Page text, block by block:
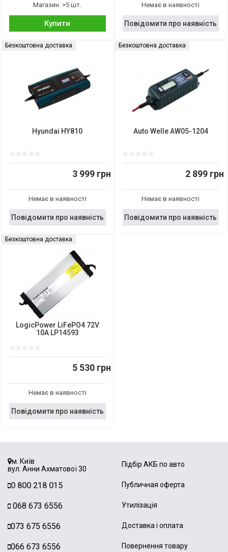
Магазин: >5 шт.
Купити
Немає в наявності
Повідомити про наявність
Безкоштовна доставка
Hyundai HY810
3 999 грн
Немає в наявності
Повідомити про наявність
Безкоштовна доставка
Auto Welle AW05-1204
2 899 грн
Немає в наявності
Повідомити про наявність
Безкоштовна доставка
LogicPower LiFePO4 72V
10A LP14593
5 530 грн
Немає в наявності
Повідомити про наявність
м. Київ
вул. Анни Ахматової 30
0 800 218 015
068 673 6556
073 675 6556
066 673 6556
Підбір АКБ по авто
Публичная оферта
Утилізація
Доставка і оплата
Повернення товару